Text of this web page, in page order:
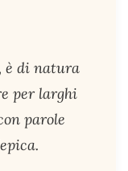
è di natura
per larghi
parole